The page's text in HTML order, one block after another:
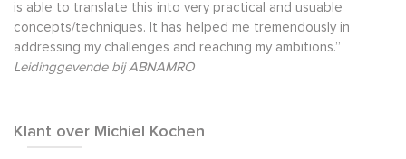
is able to translate this into very practical and usuable
concepts/techniques. It has helped me tremendously in
addressing my challenges and reaching my ambitions.”
Leidinggevende bij ABNAMRO
Klant over Michiel Kochen